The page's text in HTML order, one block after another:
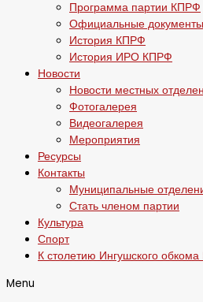
Программа партии КПРФ
Официальные
История КПРФ
История ИРО КПРФ
Новости
Новости местных
Фотогалерея
Видеогалерея
Мероприятия
Ресурсы
Контакты
Муниципальные
Стать членом партии
Культура
Спорт
К столетию Ингушского
Menu